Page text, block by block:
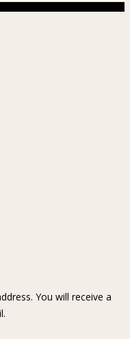
You will receive a